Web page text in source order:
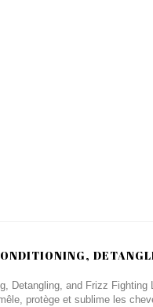
Detangling, and Frizz
protège et sublime les